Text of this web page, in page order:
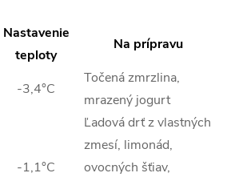
Nastavenie
teploty
Na prípravu
-3,4°C
Točená zmrzlina,
mrazený jogurt
-1,1°C
Ľadová drť z vlastných
zmesí, limonád,
ovocných šťiav,